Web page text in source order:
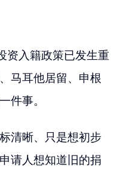
资入籍政策已发生重
马耳他居留、申根
件事。
清晰、只是想初步
请人想知道旧的捐